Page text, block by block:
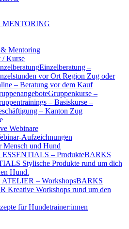
MENTORING
Mentoring
/ Kurse
Einzelberatung –
vor Ort Region Zug oder
– Beratung vor dem Kauf
Gruppenkurse –
– Basiskurse –
– Kanton Zug
Webinare
Aufzeichnungen
Mensch und Hund
– ProdukteBARKS
Stylische Produkte rund um dich
Hund.
– WorkshopsBARKS
Kreative Workshops rund um den
für Hundetrainer:innen